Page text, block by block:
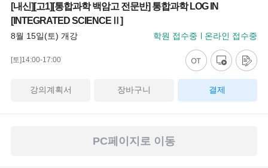
[내신][고1][통합과학 백암고 전문반] 통합과학 LOG IN
[INTEGRATED SCIENCEⅡ]
8월 15일(토) 개강 학원 접수중 온라인 접수중
[토]14:00-17:00
강의계획서 장바구니 결제
PC페이지로 이동